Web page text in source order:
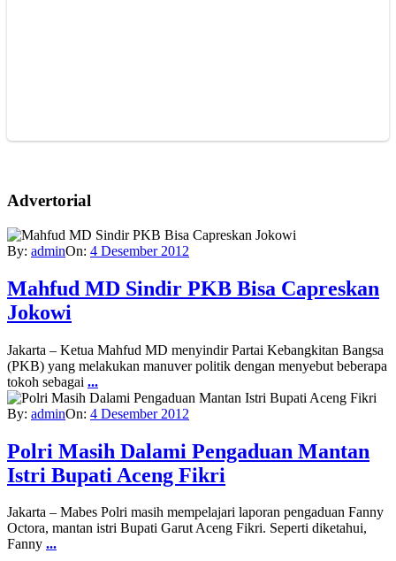
Advertorial
By: adminOn: 4 Desember 2012
Mahfud MD Sindir PKB Bisa Capreskan
Jokowi
Jakarta – Ketua Mahfud MD menyindir Partai Kebangkitan Bangsa
(PKB) yang melakukan manuver politik dengan menyebut beberapa
tokoh sebagai ...
By: adminOn: 4 Desember 2012
Polri Masih Dalami Pengaduan Mantan
Istri Bupati Aceng Fikri
Jakarta – Mabes Polri masih mempelajari laporan pengaduan Fanny
Octora, mantan istri Bupati Garut Aceng Fikri. Seperti diketahui,
Fanny ...